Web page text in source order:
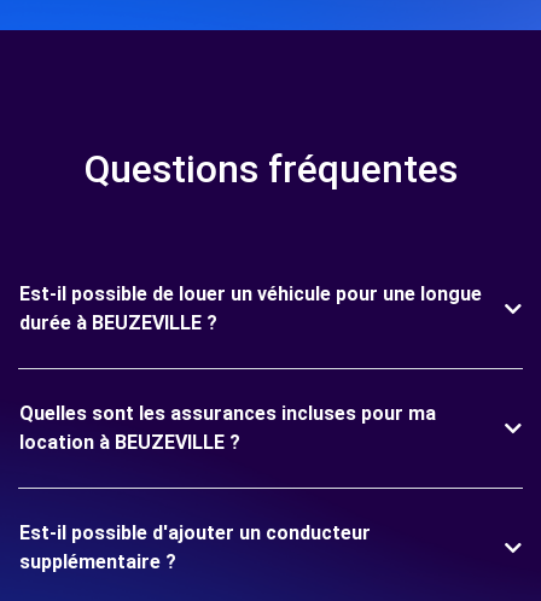
Questions fréquentes
Est-il possible de louer un véhicule pour une longue
durée à BEUZEVILLE ?
Quelles sont les assurances incluses pour ma
location à BEUZEVILLE ?
Est-il possible d'ajouter un conducteur
supplémentaire ?